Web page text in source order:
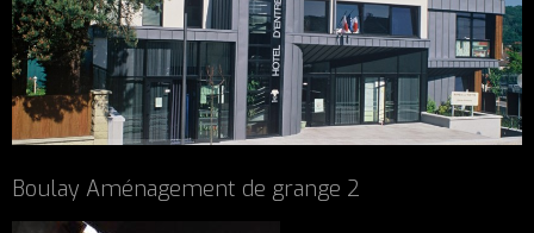
Boulay Aménagement de grange 2